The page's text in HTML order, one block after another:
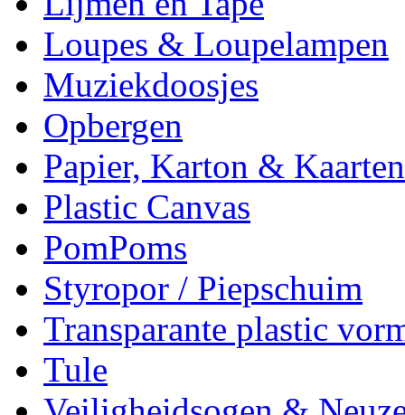
Loupes & Loupelampen
Muziekdoosjes
Opbergen
Papier, Karton & Kaarten
Plastic Canvas
PomPoms
Styropor / Piepschuim
Transparante plastic
Tule